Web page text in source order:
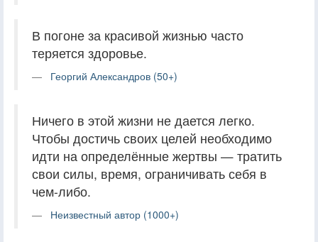
В погоне за красивой жизнью часто
теряется здоровье.
Георгий Александров (50+)
Ничего в этой жизни не дается легко.
Чтобы достичь своих целей необходимо
идти на определённые жертвы — тратить
свои силы, время, ограничивать себя в
чем-либо.
Неизвестный автор (1000+)